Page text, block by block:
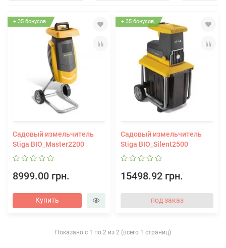
+ 35 бонусов
Садовый измельчитель
Stiga BIO_Master2200
8999.00 грн.
Купить
+ 35 бонусов
Садовый измельчитель
Stiga BIO_Silent2500
15498.92 грн.
под заказ
Показано с 1 по 2 из 2 (всего 1 страниц)